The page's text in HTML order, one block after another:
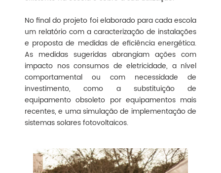
No final do projeto foi elaborado para cada escola
um relatório com a caracterização de instalações
e proposta de medidas de eficiência energética.
As medidas sugeridas abrangiam ações com
impacto nos consumos de eletricidade, a nível
comportamental ou com necessidade de
investimento, como a substituição de
equipamento obsoleto por equipamentos mais
recentes, e uma simulação de implementação de
sistemas solares fotovoltaicos.